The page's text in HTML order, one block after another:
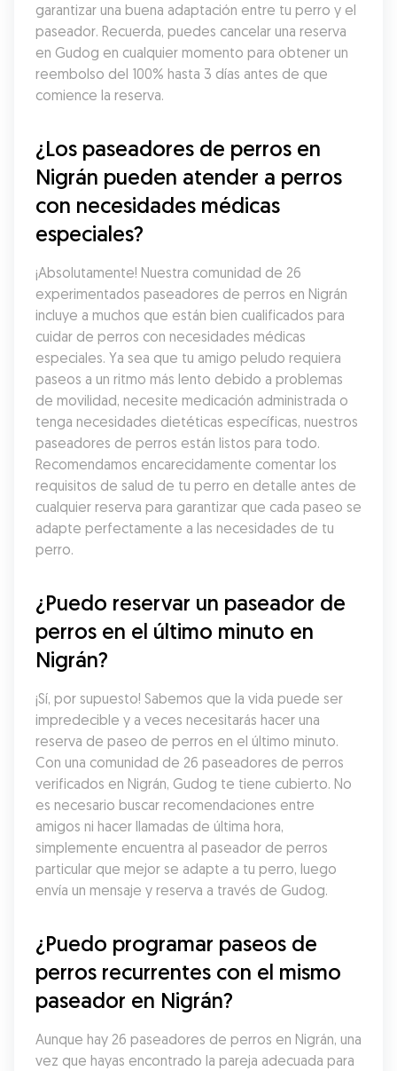
garantizar una buena adaptación entre tu perro y el
paseador. Recuerda, puedes cancelar una reserva
en Gudog en cualquier momento para obtener un
reembolso del 100% hasta 3 días antes de que
comience la reserva.
¿Los paseadores de perros en
Nigrán pueden atender a perros
con necesidades médicas
especiales?
¡Absolutamente! Nuestra comunidad de 26
experimentados paseadores de perros en Nigrán
incluye a muchos que están bien cualificados para
cuidar de perros con necesidades médicas
especiales. Ya sea que tu amigo peludo requiera
paseos a un ritmo más lento debido a problemas
de movilidad, necesite medicación administrada o
tenga necesidades dietéticas específicas, nuestros
paseadores de perros están listos para todo.
Recomendamos encarecidamente comentar los
requisitos de salud de tu perro en detalle antes de
cualquier reserva para garantizar que cada paseo se
adapte perfectamente a las necesidades de tu
perro.
¿Puedo reservar un paseador de
perros en el último minuto en
Nigrán?
¡Sí, por supuesto! Sabemos que la vida puede ser
impredecible y a veces necesitarás hacer una
reserva de paseo de perros en el último minuto.
Con una comunidad de 26 paseadores de perros
verificados en Nigrán, Gudog te tiene cubierto. No
es necesario buscar recomendaciones entre
amigos ni hacer llamadas de última hora,
simplemente encuentra al paseador de perros
particular que mejor se adapte a tu perro, luego
envía un mensaje y reserva a través de Gudog.
¿Puedo programar paseos de
perros recurrentes con el mismo
paseador en Nigrán?
Aunque hay 26 paseadores de perros en Nigrán, una
vez que hayas encontrado la pareja adecuada para